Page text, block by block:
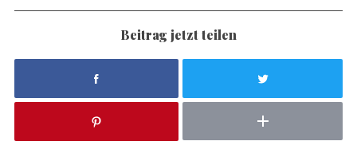
Beitrag jetzt teilen